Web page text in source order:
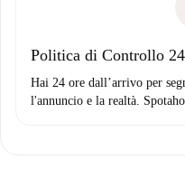
Domiciliazione
solo se non segnali
Politica di Controllo
Hai 24 ore dall’arrivo per
l'annuncio e la realtà.